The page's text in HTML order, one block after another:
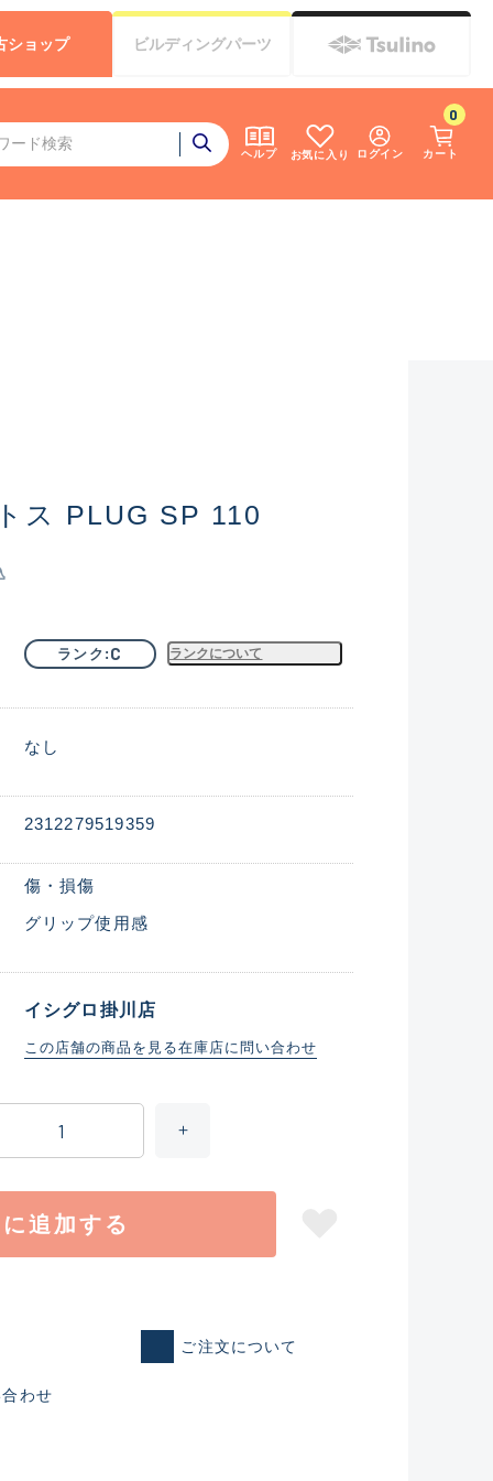
ヘルプ お気に入り ログイン カート
0
ショップ ビルディングパーツ
れた未使用
ものも含む
ス PLUG SP 110
ランク C ランクについて
なし
2312279519359
傷・損傷
グリップ使用感
イシグロ掛川店
この店舗の商品を見る在庫店に問い合わせ
追加する
ご注文について
わせ